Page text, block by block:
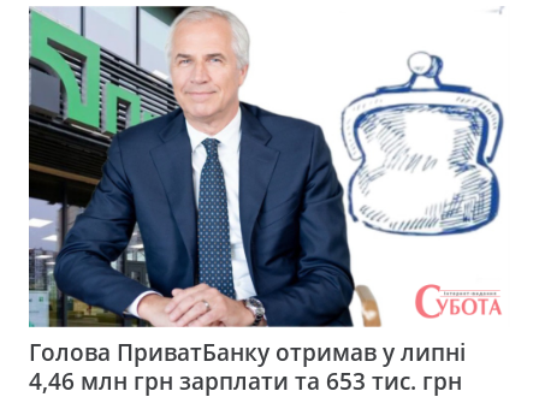
Голова ПриватБанку отримав у липні
4,46 млн грн зарплати та 653 тис. грн